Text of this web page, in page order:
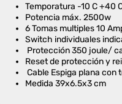
Temporatura -10 C +40
Potencia máx. 2500w
6 Tomas multiples 10
Switch individuales
Protección 350 joule/
Reset de protección y
Cable Espiga plana con
Medida 39x6.5x3 cm